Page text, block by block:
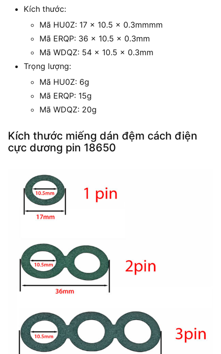
Kích thước:
Mã HU0Z: 17 x 10.5 x 0.3mmmm
Mã ERQP: 36 x 10.5 x 0.3mm
Mã WDQZ: 54 x 10.5 x 0.3mm
Trọng lượng:
Mã HU0Z: 6g
Mã ERQP: 15g
Mã WDQZ: 20g
Kích thước miếng dán đệm cách điện
cực dương pin 18650